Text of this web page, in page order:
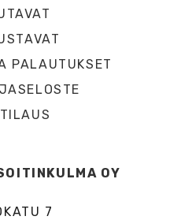
PALAUTUKSET
OY
7